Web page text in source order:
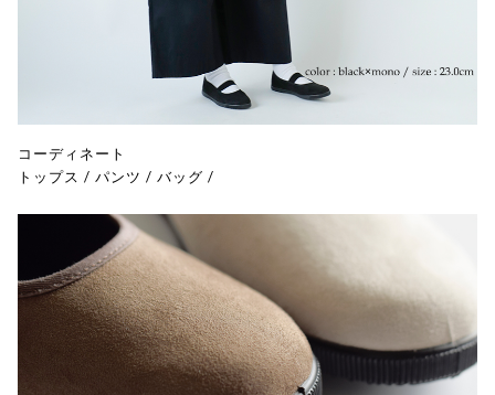
コーディネート
トップス / パンツ / バッグ /